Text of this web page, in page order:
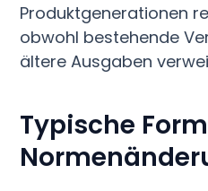
Produktgenerationen
obwohl bestehende
ältere Ausgaben
Typische